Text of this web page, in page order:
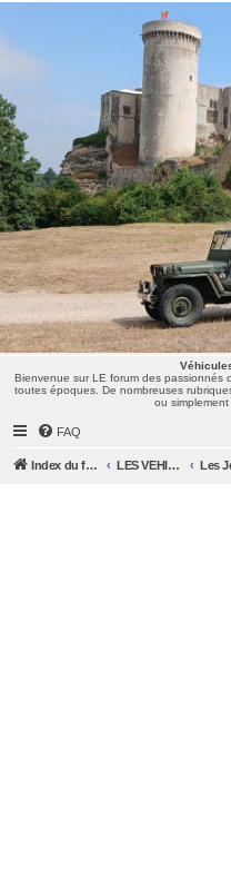
Véhicules Militaires
Bienvenue sur LE forum des passionnés
toutes époques. De nombreuses
ou simplement partager vos activités.
Bienvenue sur LE forum des passionnés
toutes époques. De nombreuses
ou
FAQ
Index du forum LES VEHICULES MILITAIRES